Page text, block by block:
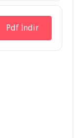
Pdf İndir